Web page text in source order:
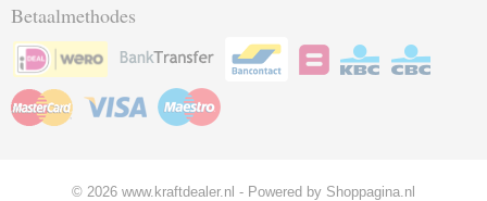
Betaalmethodes
© 2026 www.kraftdealer.nl - Powered by Shoppagina.nl